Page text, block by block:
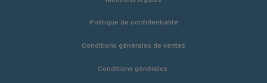
Politique de confidentialité
Conditions générales de ventes
Conditions générales